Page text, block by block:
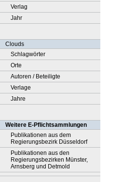
Verlag
Jahr
Clouds
Schlagwörter
Orte
Autoren / Beteiligte
Verlage
Jahre
Weitere E-Pflichtsammlungen
Publikationen aus dem
Regierungsbezirk Düsseldorf
Publikationen aus den
Regierungsbezirken Münster,
Arnsberg und Detmold